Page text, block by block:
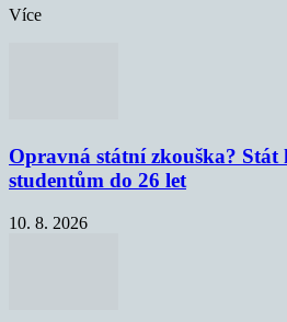
Více
Opravná státní zkouška?
studentům do 26 let
10. 8. 2026